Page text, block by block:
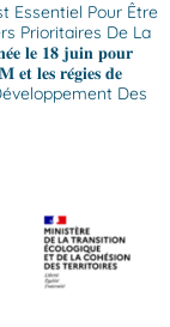
Essentiel Pour Être
Prioritaires De La
𝐥𝐞 𝟏𝟖 𝐣𝐮𝐢𝐧 𝐩𝐨𝐮𝐫
𝐞𝐭 𝐥𝐞𝐬 𝐫𝐞́𝐠𝐢𝐞𝐬 𝐝𝐞
Des